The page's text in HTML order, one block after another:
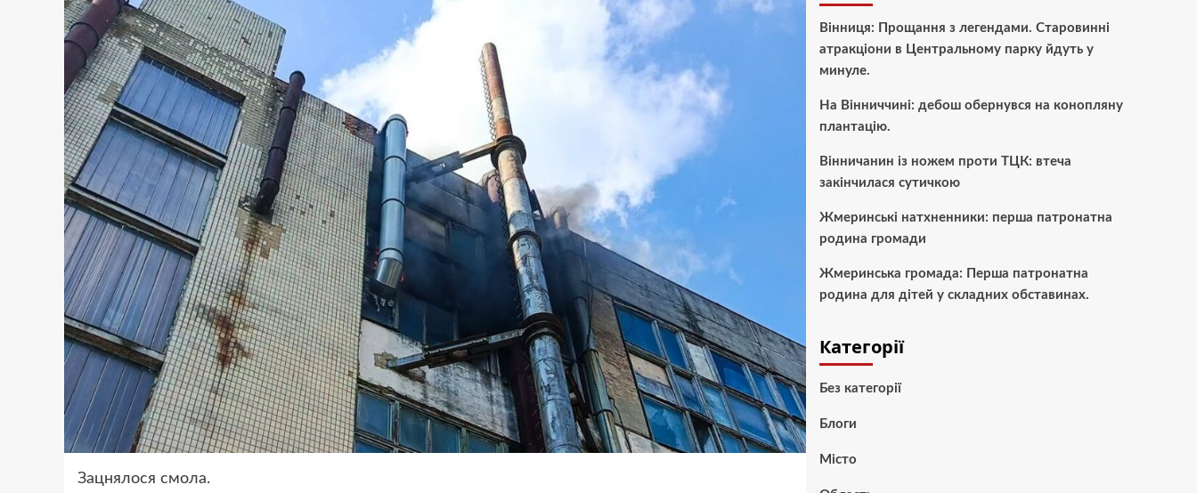
Зацнялося смола.
Вінниця: Прощання з легендами. Старовинні
атракціони в Центральному парку йдуть у
минуле.
На Вінниччині: дебош обернувся на конопляну
плантацію.
Вінничанин із ножем проти ТЦК: втеча
закінчилася сутичкою
Жмеринські натхненники: перша патронатна
родина громади
Жмеринська громада: Перша патронатна
родина для дітей у складних обставинах.
Категорії
Без категорії
Блоги
Місто